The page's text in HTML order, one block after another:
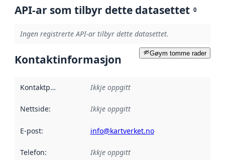
API-ar som tilbyr dette datasettet 0
Ingen registrerte API-ar tilbyr dette datasettet.
Gøym tomme rader
Kontaktinformasjon
Kontaktpunkt Ikkje oppgitt
Nettside: Ikkje oppgitt
E-post: info@kartverket.no
Telefon: Ikkje oppgitt